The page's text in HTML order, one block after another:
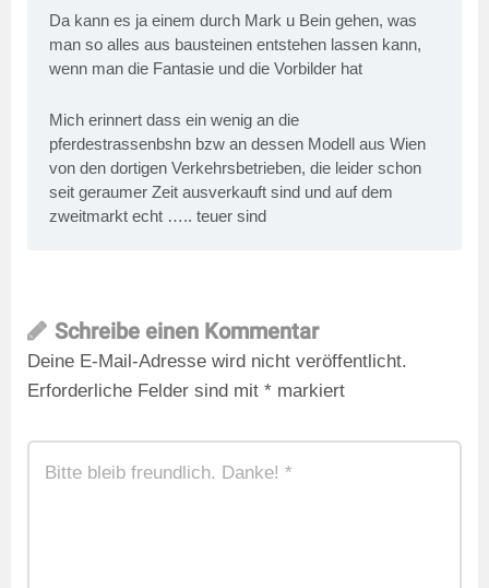
Da kann es ja einem durch Mark u Bein gehen, was
man so alles aus bausteinen entstehen lassen kann,
wenn man die Fantasie und die Vorbilder hat
Mich erinnert dass ein wenig an die
pferdestrassenbshn bzw an dessen Modell aus Wien
von den dortigen Verkehrsbetrieben, die leider schon
seit geraumer Zeit ausverkauft sind und auf dem
zweitmarkt echt ….. teuer sind
Schreibe einen Kommentar
Deine E-Mail-Adresse wird nicht veröffentlicht.
Erforderliche Felder sind mit * markiert